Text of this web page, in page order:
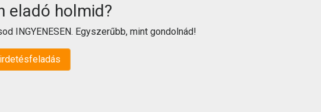
eladó holmid?
INGYENESEN. Egyszerűbb, mint gondolnád!